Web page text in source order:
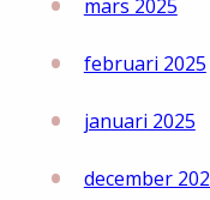
mars 2025
februari 2025
januari 2025
december